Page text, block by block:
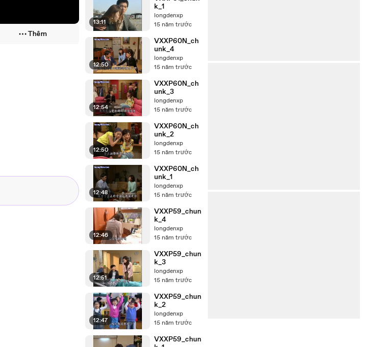
Thêm
13:11
k_1
longdenxp
15 năm trước
12:50
VXXP60N_ch
unk_4
longdenxp
15 năm trước
12:54
VXXP60N_ch
unk_3
longdenxp
15 năm trước
12:50
VXXP60N_ch
unk_2
longdenxp
15 năm trước
12:48
VXXP60N_ch
unk_1
longdenxp
15 năm trước
12:46
VXXP59_chun
k_4
longdenxp
15 năm trước
12:51
VXXP59_chun
k_3
longdenxp
15 năm trước
12:47
VXXP59_chun
k_2
longdenxp
15 năm trước
VXXP59_chun